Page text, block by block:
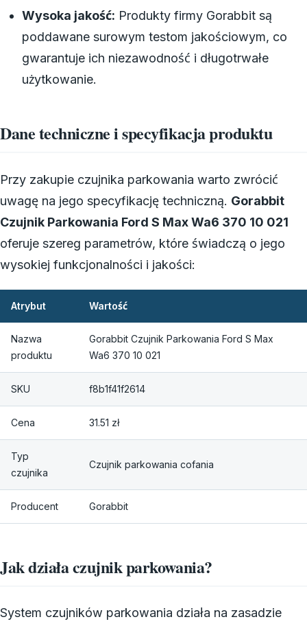
Wysoka jakość: Produkty firmy Gorabbit są
poddawane surowym testom jakościowym, co
gwarantuje ich niezawodność i długotrwałe
użytkowanie.
Dane techniczne i specyfikacja produktu
Przy zakupie czujnika parkowania warto zwrócić
uwagę na jego specyfikację techniczną. Gorabbit
Czujnik Parkowania Ford S Max Wa6 370 10 021
oferuje szereg parametrów, które świadczą o jego
wysokiej funkcjonalności i jakości:
Atrybut Wartość
Nazwa
produktu
Gorabbit Czujnik Parkowania Ford S Max
Wa6 370 10 021
SKU f8b1f41f2614
Cena 31.51 zł
Typ
czujnika
Czujnik parkowania cofania
Producent Gorabbit
Jak działa czujnik parkowania?
System czujników parkowania działa na zasadzie